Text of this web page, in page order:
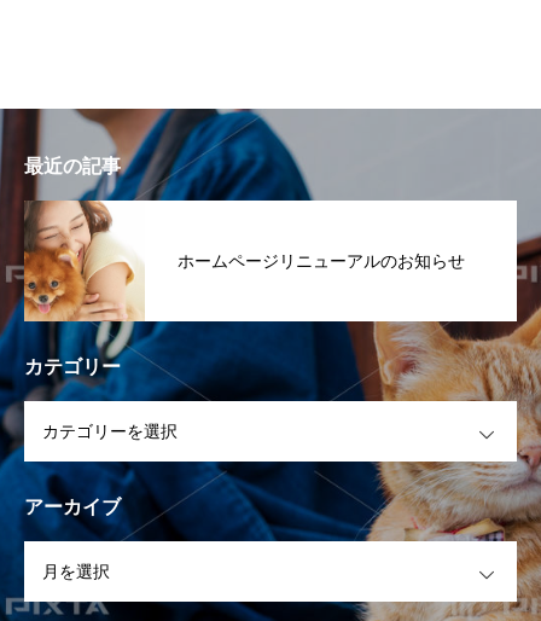
最近の記事
ホームページリニューアルのお知らせ
カテゴリー
アーカイブ